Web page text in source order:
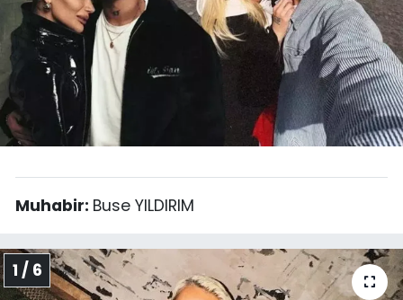
Muhabir: Buse YILDIRIM
1 / 6